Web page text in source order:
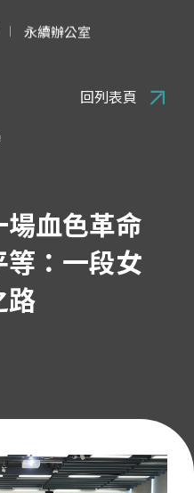
永續辦公室
回列表頁
血色革命
：一段女
路